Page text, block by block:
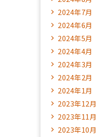
2024年7月
2024年6月
2024年5月
2024年4月
2024年3月
2024年2月
2024年1月
2023年12月
2023年11月
2023年10月